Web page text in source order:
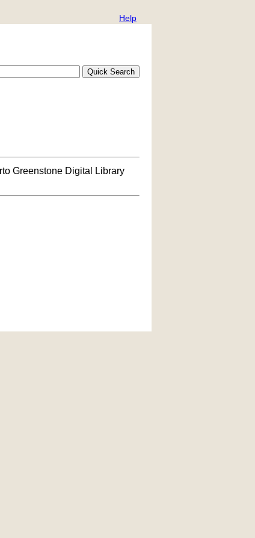
Help
Greenstone Digital Library